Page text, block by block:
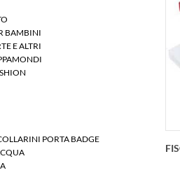
BAMBINI
E ALTRI
PORTA BADGE